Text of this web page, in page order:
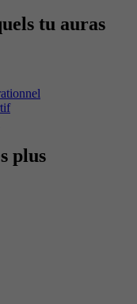
tu auras
plus